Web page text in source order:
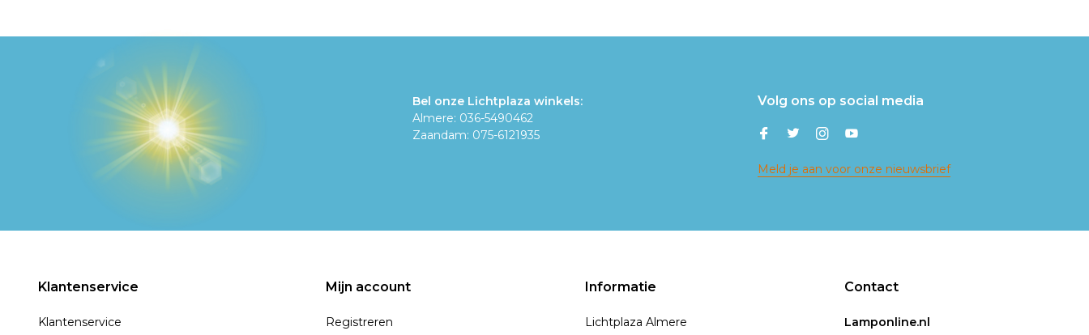
Bel onze Lichtplaza winkels:
Almere: 036-5490462
Zaandam: 075-6121935
Volg ons op social media
Meld je aan voor onze nieuwsbrief
Klantenservice
Klantenservice
Mijn account
Registreren
Informatie
Lichtplaza Almere
Contact
Lamponline.nl